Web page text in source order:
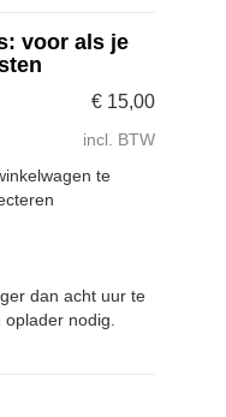
voor als je
€ 15,00
incl. BTW
te
dan acht uur te
nodig.